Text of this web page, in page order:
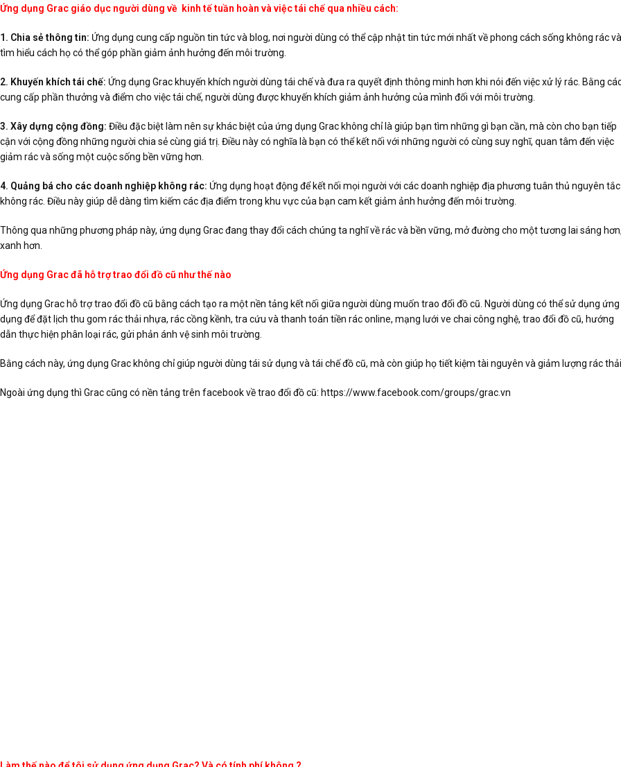
Ứng dụng Grac giáo dục người dùng về kinh tế tuần hoàn và việc tái chế qua nhiều cách:
1. Chia sẻ thông tin: Ứng dụng cung cấp nguồn tin tức và blog, nơi người dùng có thể cập nhật tin tức mới nhất về phong cách sống không rác và
tìm hiểu cách họ có thể góp phần giảm ảnh hưởng đến môi trường.
2. Khuyến khích tái chế: Ứng dụng Grac khuyến khích người dùng tái chế và đưa ra quyết định thông minh hơn khi nói đến việc xử lý rác. Bằng
cung cấp phần thưởng và điểm cho việc tái chế, người dùng được khuyến khích giảm ảnh hưởng của mình đối với môi trường.
3. Xây dựng cộng đồng: Điều đặc biệt làm nên sự khác biệt của ứng dụng Grac không chỉ là giúp bạn tìm những gì bạn cần, mà còn cho bạn tiếp
cận với cộng đồng những người chia sẻ cùng giá trị. Điều này có nghĩa là bạn có thể kết nối với những người có cùng suy nghĩ, quan tâm đến việc
giảm rác và sống một cuộc sống bền vững hơn.
4. Quảng bá cho các doanh nghiệp không rác: Ứng dụng hoạt động để kết nối mọi người với các doanh nghiệp địa phương tuân thủ nguyên tắc
không rác. Điều này giúp dễ dàng tìm kiếm các địa điểm trong khu vực của bạn cam kết giảm ảnh hưởng đến môi trường.
Thông qua những phương pháp này, ứng dụng Grac đang thay đổi cách chúng ta nghĩ về rác và bền vững, mở đường cho một tương lai sáng
xanh hơn.
Ứng dụng Grac đã hỗ trợ trao đổi đồ cũ như thế nào
Ứng dụng Grac hỗ trợ trao đổi đồ cũ bằng cách tạo ra một nền tảng kết nối giữa người dùng muốn trao đổi đồ cũ. Người dùng có thể sử dụng ứng
dụng để đặt lịch thu gom rác thải nhựa, rác cồng kềnh, tra cứu và thanh toán tiền rác online, mạng lưới ve chai công nghệ, trao đổi đồ cũ, hướng
dẫn thực hiện phân loại rác, gửi phản ánh vệ sinh môi trường.
Bằng cách này, ứng dụng Grac không chỉ giúp người dùng tái sử dụng và tái chế đồ cũ, mà còn giúp họ tiết kiệm tài nguyên và giảm lượng rác
Ngoài ứng dụng thì Grac cũng có nền tảng trên facebook về trao đổi đồ cũ: https://www.facebook.com/groups/grac.vn